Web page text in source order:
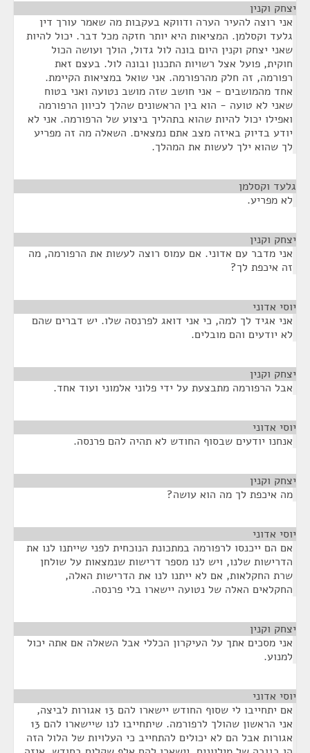
יצחק וקנין
אני רוצה להעיר הערה ודווקא בעקבות מה שאמר עורך דין
גלעד וקסלמן. המציאות היא יותר חזקה מכל דבר. יכול להיות
שאני יצחק וקנין היום בונה לול גדול, הולך ועושה הכול
חוקית, פועל אצל רשויות התכנון ובונה לול. בעצם זאת
רפורמה, זה חלק מהרפורמה. אני שואל במציאות הקיימת.
אחד מהמושבים - אני חושב שזה מושב נטועה ואני בטוח
שאני לא טועה - הוא בין הראשונים שהלך לכיוון הרפורמה
ואפילו יכול להיות שהוא בתהליך ביצוע של הרפורמה. אני לא
יודע בדיוק באיזה מצב אתם נמצאים. השאלה מה זה מפריע
לך שהוא ילך לעשות את המהלך.
גלעד וקסלמן
לא מפריע.
יצחק וקנין
אני מדבר עם אדוני. אם עמוס רוצה לעשות את הרפורמה, מה
זה איכפת לך?
יוסי אדוני
אני אגיד לך למה, כי אני דואג לפרנסה שלו. יש דברים שהם
לא יודעים והם מובלים.
יצחק וקנין
אבל הרפורמה מתבצעת על ידי פלוני אלמוני ועוד אחד.
יוסי אדוני
אנחנו יודעים שבסוף החודש לא תהיה להם פרנסה.
יצחק וקנין
מה איכפת לך מה הוא עושה?
יוסי אדוני
אם הם ייכנסו לרפורמה במתכונת הנוכחית לפני שייתנו לנו את
הדרישות שלנו, ויש לנו מספר דרישות שנמצאות על שולחן
שרת החקלאות, אם לא ייתנו לנו את הדרישות האלה,
החקלאים האלה של נטועה יישארו בלי פרנסה.
יצחק וקנין
אני מסכים אתך על העיקרון הכללי אבל השאלה אם אתה יכול
למנוע.
יוסי אדוני
אם יתחייבו לי שסוף החודש יישארו להם 13 אגורות לביצה,
אני הראשון שהולך לרפורמה. שיתחייבו לנו שיישארו להם 13
אגורות אבל הם לא יכולים להתחייב כי העלויות של הלול הזה